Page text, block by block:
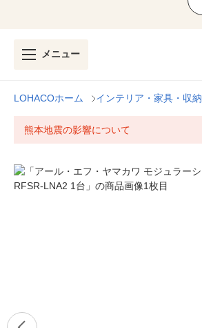
メニュー
LOHACOホーム インテリア・家具・収納
熊本地震の影響について